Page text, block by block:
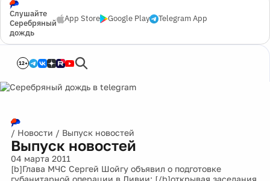
Слушайте
Серебряный
дождь
App Store Google Play Telegram App
12+
/ Новости / Выпуск новостей
Выпуск новостей
04 марта 2011
[b]Глава МЧС Сергей Шойгу объявил о подготовке